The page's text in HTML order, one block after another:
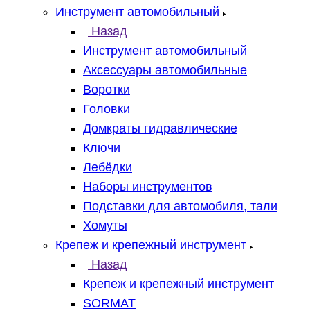
Инструмент автомобильный
Назад
Инструмент автомобильный
Аксессуары автомобильные
Воротки
Головки
Домкраты гидравлические
Ключи
Лебёдки
Наборы инструментов
Подставки для автомобиля, тали
Хомуты
Крепеж и крепежный инструмент
Назад
Крепеж и крепежный инструмент
SORMAT